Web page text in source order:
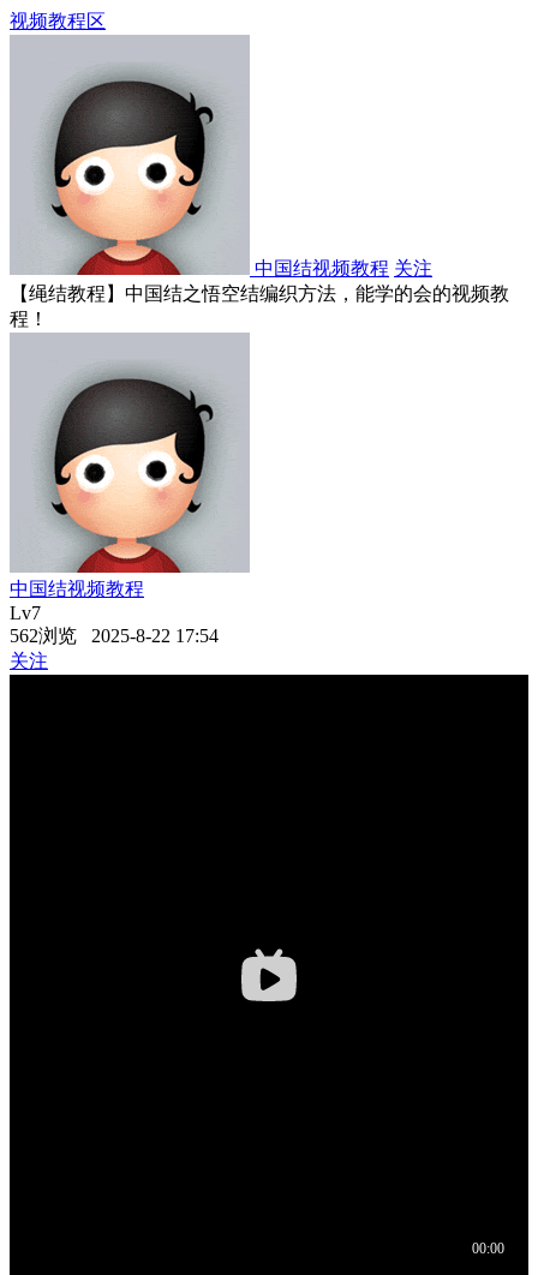
视频教程区
中国结视频教程 关注
【绳结教程】中国结之悟空结编织方法，能学的会的视频教
程！
中国结视频教程
Lv7
562浏览 2025-8-22 17:54
关注